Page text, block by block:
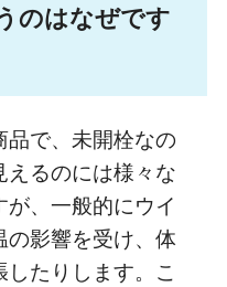
のはなぜです
品で、未開栓なの
えるのには様々な
、一般的にウイ
の影響を受け、体
たりします。こ